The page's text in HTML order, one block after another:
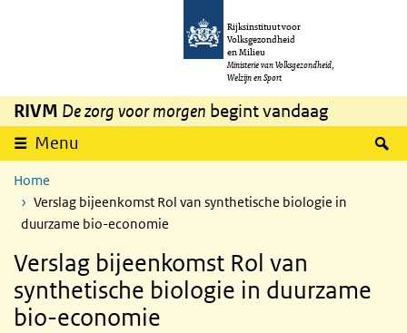
Overslaan en naar de inhoud gaan
Rijksinstituut voor
Volksgezondheid
en Milieu
Ministerie van Volksgezondheid,
Welzijn en Sport
RIVM De zorg voor morgen begint vandaag
Menu
Home
Verslag bijeenkomst Rol van synthetische biologie in
duurzame bio-economie
Verslag bijeenkomst Rol van
synthetische biologie in duurzame
bio-economie